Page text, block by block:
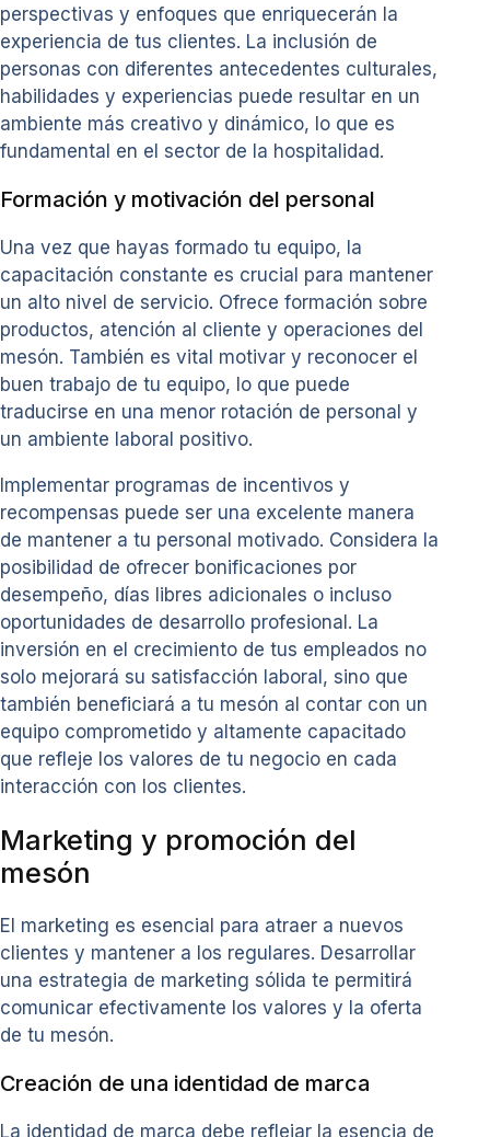
perspectivas y enfoques que enriquecerán la
experiencia de tus clientes. La inclusión de
personas con diferentes antecedentes culturales,
habilidades y experiencias puede resultar en un
ambiente más creativo y dinámico, lo que es
fundamental en el sector de la hospitalidad.
Formación y motivación del personal
Una vez que hayas formado tu equipo, la
capacitación constante es crucial para mantener
un alto nivel de servicio. Ofrece formación sobre
productos, atención al cliente y operaciones del
mesón. También es vital motivar y reconocer el
buen trabajo de tu equipo, lo que puede
traducirse en una menor rotación de personal y
un ambiente laboral positivo.
Implementar programas de incentivos y
recompensas puede ser una excelente manera
de mantener a tu personal motivado. Considera la
posibilidad de ofrecer bonificaciones por
desempeño, días libres adicionales o incluso
oportunidades de desarrollo profesional. La
inversión en el crecimiento de tus empleados no
solo mejorará su satisfacción laboral, sino que
también beneficiará a tu mesón al contar con un
equipo comprometido y altamente capacitado
que refleje los valores de tu negocio en cada
interacción con los clientes.
Marketing y promoción del
mesón
El marketing es esencial para atraer a nuevos
clientes y mantener a los regulares. Desarrollar
una estrategia de marketing sólida te permitirá
comunicar efectivamente los valores y la oferta
de tu mesón.
Creación de una identidad de marca
La identidad de marca debe reflejar la esencia de